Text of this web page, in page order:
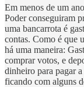
Em menos de um
Poder conseguiram
uma bancarrota é
contas. Como é que
há uma maneira:
comprar votos, e
dinheiro para pagar
ficando com alguns